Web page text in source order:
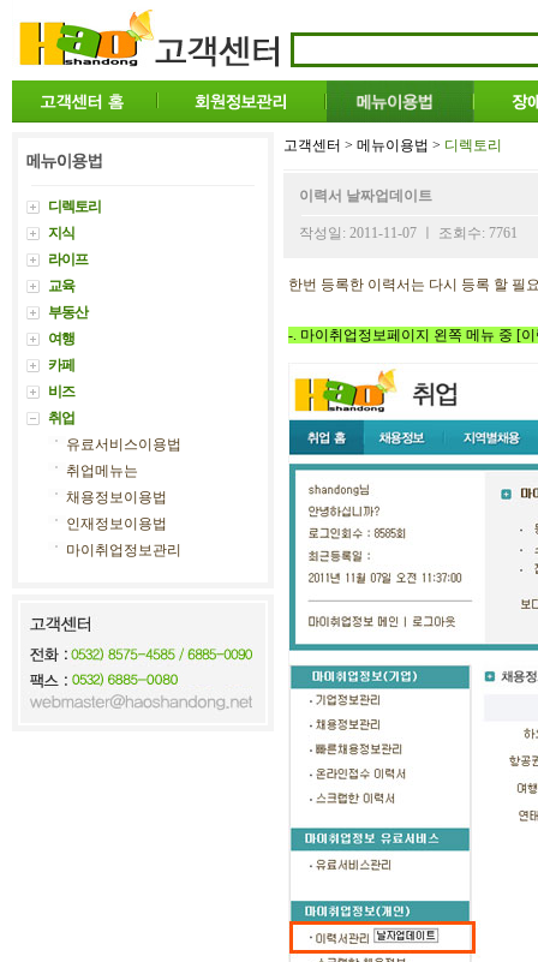
디렉토리
지식
라이프
교육
부동산
여행
카페
비즈
취업
유료서비스이용법
취업메뉴는
채용정보이용법
인재정보이용법
마이취업정보관리
고객센터 > 메뉴이용법 > 디렉토리
이력서 날짜업데이트
작성일: 2011-11-07 ㅣ 조회수: 7761
한번 등록한 이력서는 다시 등록 할 필
-. 마이취업정보페이지 왼쪽 메뉴 중 [